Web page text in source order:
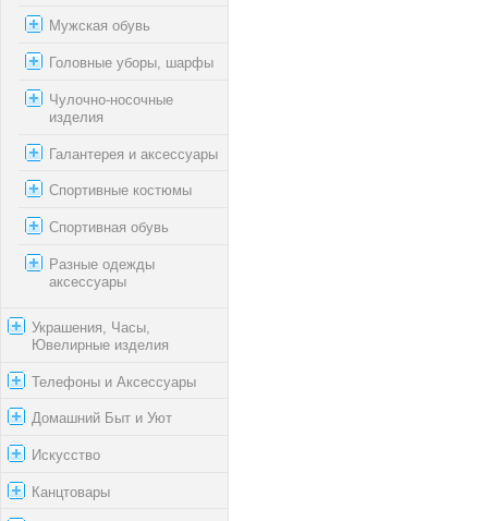
Мужская обувь
Головные уборы, шарфы
Чулочно-носочные
изделия
Галантерея и аксессуары
Спортивные костюмы
Спортивная обувь
Разные одежды
аксессуары
Украшения, Часы,
Ювелирные изделия
Телефоны и Аксессуары
Домашний Быт и Уют
Искусство
Канцтовары